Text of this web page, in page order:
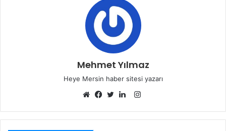
Mehmet Yılmaz
Heye Mersin haber sitesi yazarı
sitesi
Instagram